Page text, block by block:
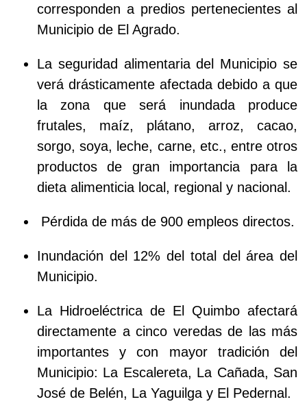
corresponden a predios pertenecientes al
Municipio de El Agrado.
La seguridad alimentaria del Municipio se
verá drásticamente afectada debido a que
la zona que será inundada produce
frutales, maíz, plátano, arroz, cacao,
sorgo, soya, leche, carne, etc., entre otros
productos de gran importancia para la
dieta alimenticia local, regional y nacional.
Pérdida de más de 900 empleos directos.
Inundación del 12% del total del área del
Municipio.
La Hidroeléctrica de El Quimbo afectará
directamente a cinco veredas de las más
importantes y con mayor tradición del
Municipio: La Escalereta, La Cañada, San
José de Belén, La Yaguilga y El Pedernal.